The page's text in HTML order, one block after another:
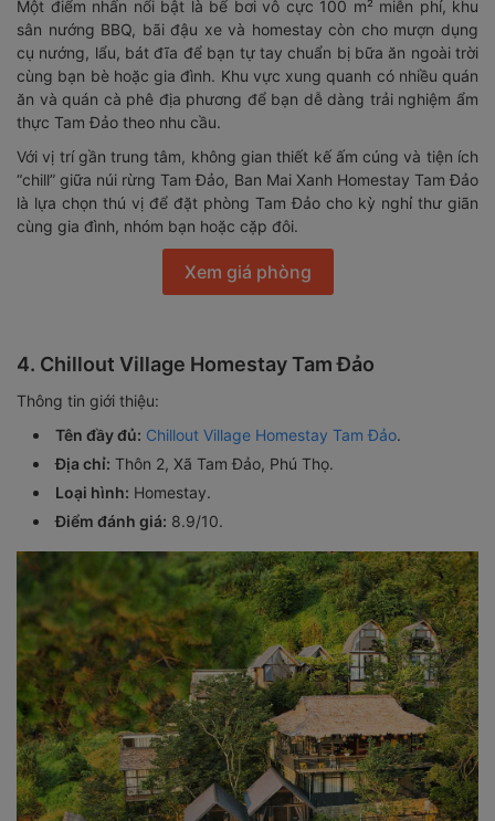
Một điểm nhấn nổi bật là bể bơi vô cực 100 m² miễn phí, khu
sân nướng BBQ, bãi đậu xe và homestay còn cho mượn dụng
cụ nướng, lẩu, bát đĩa để bạn tự tay chuẩn bị bữa ăn ngoài trời
cùng bạn bè hoặc gia đình. Khu vực xung quanh có nhiều quán
ăn và quán cà phê địa phương để bạn dễ dàng trải nghiệm ẩm
thực Tam Đảo theo nhu cầu.
Với vị trí gần trung tâm, không gian thiết kế ấm cúng và tiện ích
“chill” giữa núi rừng Tam Đảo, Ban Mai Xanh Homestay Tam Đảo
là lựa chọn thú vị để đặt phòng Tam Đảo cho kỳ nghỉ thư giãn
cùng gia đình, nhóm bạn hoặc cặp đôi.
Xem giá phòng
4. Chillout Village Homestay Tam Đảo
Thông tin giới thiệu:
Tên đầy đủ: Chillout Village Homestay Tam Đảo.
Địa chỉ: Thôn 2, Xã Tam Đảo, Phú Thọ.
Loại hình: Homestay.
Điểm đánh giá: 8.9/10.